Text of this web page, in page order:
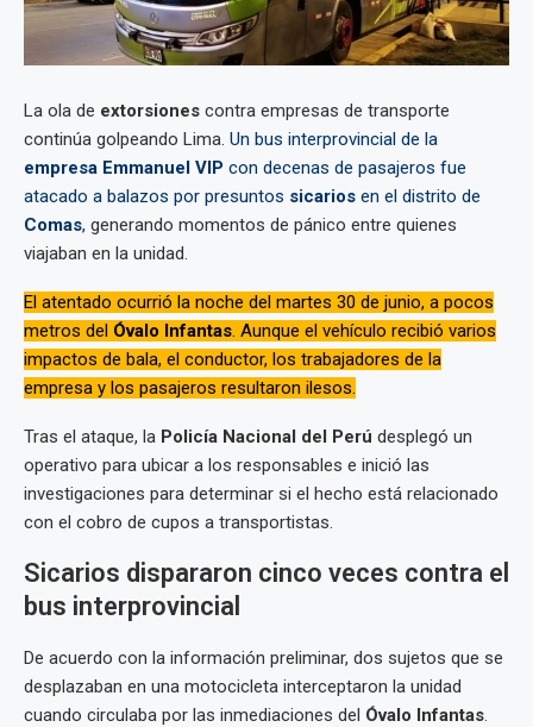
La ola de extorsiones contra empresas de transporte
continúa golpeando Lima. Un bus interprovincial de la
empresa Emmanuel VIP con decenas de pasajeros fue
atacado a balazos por presuntos sicarios en el distrito de
Comas, generando momentos de pánico entre quienes
viajaban en la unidad.
El atentado ocurrió la noche del martes 30 de junio, a pocos
metros del Óvalo Infantas. Aunque el vehículo recibió varios
impactos de bala, el conductor, los trabajadores de la
empresa y los pasajeros resultaron ilesos.
Tras el ataque, la Policía Nacional del Perú desplegó un
operativo para ubicar a los responsables e inició las
investigaciones para determinar si el hecho está relacionado
con el cobro de cupos a transportistas.
Sicarios dispararon cinco veces contra el
bus interprovincial
De acuerdo con la información preliminar, dos sujetos que se
desplazaban en una motocicleta interceptaron la unidad
cuando circulaba por las inmediaciones del Óvalo Infantas.